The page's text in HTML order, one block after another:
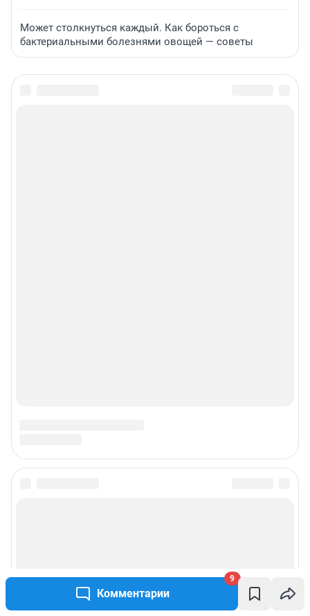
Комментарии
9
Может столкнуться каждый. Как бороться с
бактериальными болезнями овощей — советы